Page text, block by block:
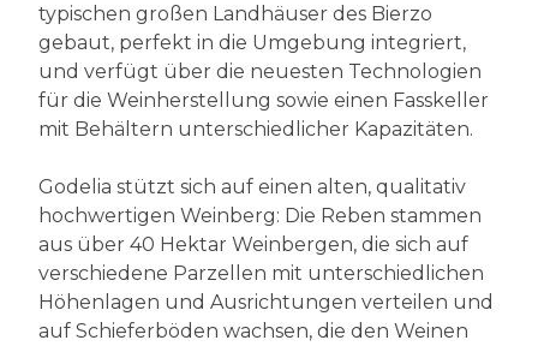
typischen großen Landhäuser des Bierzo
gebaut, perfekt in die Umgebung integriert,
und verfügt über die neuesten Technologien
für die Weinherstellung sowie einen Fasskeller
mit Behältern unterschiedlicher Kapazitäten.
Godelia stützt sich auf einen alten, qualitativ
hochwertigen Weinberg: Die Reben stammen
aus über 40 Hektar Weinbergen, die sich auf
verschiedene Parzellen mit unterschiedlichen
Höhenlagen und Ausrichtungen verteilen und
auf Schieferböden wachsen, die den Weinen